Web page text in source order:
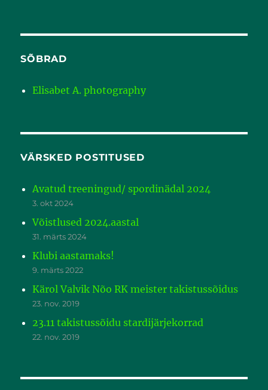
SÕBRAD
Elisabet A. photography
VÄRSKED POSTITUSED
Avatud treeningud/ spordinädal 2024
3. okt 2024
Võistlused 2024.aastal
31. märts 2024
Klubi aastamaks!
9. märts 2022
Kärol Valvik Nõo RK meister takistussõidus
23. nov. 2019
23.11 takistussõidu stardijärjekorrad
22. nov. 2019